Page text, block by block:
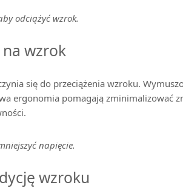
odciążyć wzrok.
wzrok
się do przeciążenia wzroku.
ergonomia pomagają zminimalizować
napięcie.
wzroku